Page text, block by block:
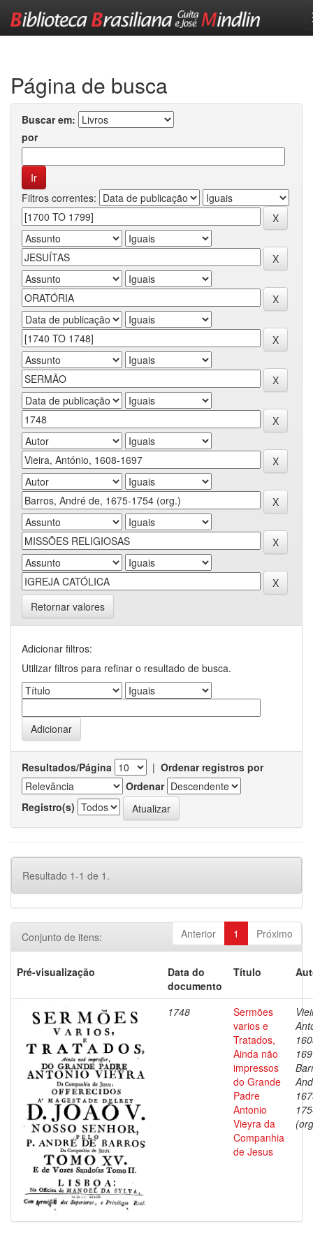
Página de busca
Buscar em:
por
Filtros correntes:
Retornar valores
Adicionar filtros:
Utilizar filtros para refinar o resultado de busca.
Resultados/Página | Ordenar registros por
Ordenar
Registro(s)
Resultado 1-1 de 1.
Anterior 1 Próximo
Conjunto de itens:
Pré-visualização
Data do
documento
Título
1748
Sermões
varios e
Tratados,
Ainda não
impressos
do Grande
Padre
Antonio
Vieyra da
Companhia
de Jesus